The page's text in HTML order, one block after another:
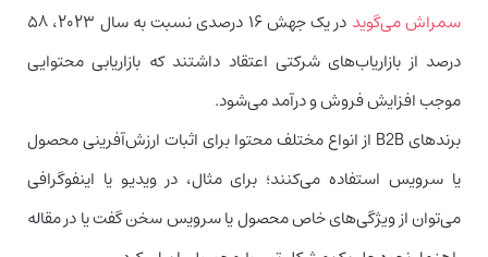
سمراش می‌گوید
در یک جهش ۱۶ درصدی نسبت به سال ۲۰۲۳، ۵۸
درصد از بازاریاب‌های شرکتی اعتقاد داشتند که بازاریابی محتوایی
موجب افزایش فروش و درآمد می‌شود.
برندهای B2B از انواع مختلف محتوا برای اثبات ارزش‌آفرینی محصول
یا سرویس استفاده می‌کنند؛ برای مثال، در ویدیو یا اینفوگرافی
می‌توان از ویژگی‌های خاص محصول یا سرویس سخن گفت یا در مقاله